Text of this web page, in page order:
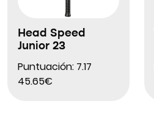
Head Speed
Junior 23
Puntuación: 7.17
45.65€